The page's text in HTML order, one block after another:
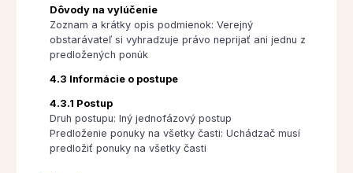
Dôvody na vylúčenie
Zoznam a krátky opis podmienok: Verejný
obstarávateľ si vyhradzuje právo neprijať ani jednu z
predložených ponúk
4.3 Informácie o postupe
4.3.1 Postup
Druh postupu: Iný jednofázový postup
Predloženie ponuky na všetky časti: Uchádzač musí
predložiť ponuky na všetky časti